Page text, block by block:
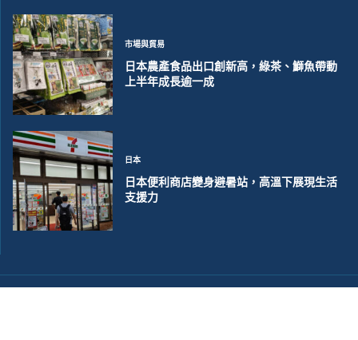
市場與貿易
日本農產食品出口創新高，綠茶、鰤魚帶動
上半年成長逾一成
日本
日本便利商店變身避暑站，高溫下展現生活
支援力